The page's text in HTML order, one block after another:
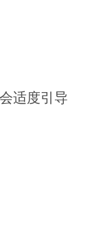
适度引导